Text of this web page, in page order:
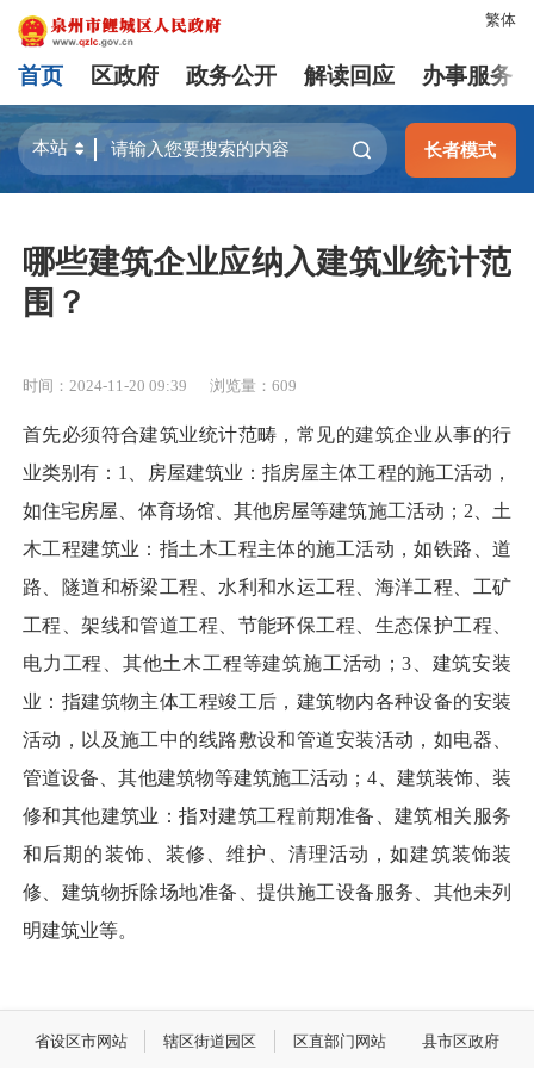
繁体
首页 区政府 政务公开 解读回应 办事服务
长者模式
哪些建筑企业应纳入建筑业统计范
围？
时间：2024-11-20 09:39 浏览量： 609
首先必须符合建筑业统计范畴，常见的建筑企业从事的行
业类别有：1、房屋建筑业：指房屋主体工程的施工活动，
如住宅房屋、体育场馆、其他房屋等建筑施工活动；2、土
木工程建筑业：指土木工程主体的施工活动，如铁路、道
路、隧道和桥梁工程、水利和水运工程、海洋工程、工矿
工程、架线和管道工程、节能环保工程、生态保护工程、
电力工程、其他土木工程等建筑施工活动；3、建筑安装
业：指建筑物主体工程竣工后，建筑物内各种设备的安装
活动，以及施工中的线路敷设和管道安装活动，如电器、
管道设备、其他建筑物等建筑施工活动；4、建筑装饰、装
修和其他建筑业：指对建筑工程前期准备、建筑相关服务
和后期的装饰、装修、维护、清理活动，如建筑装饰装
修、建筑物拆除场地准备、提供施工设备服务、其他未列
明建筑业等。
省设区市网站 辖区街道园区 区直部门网站 县市区政府